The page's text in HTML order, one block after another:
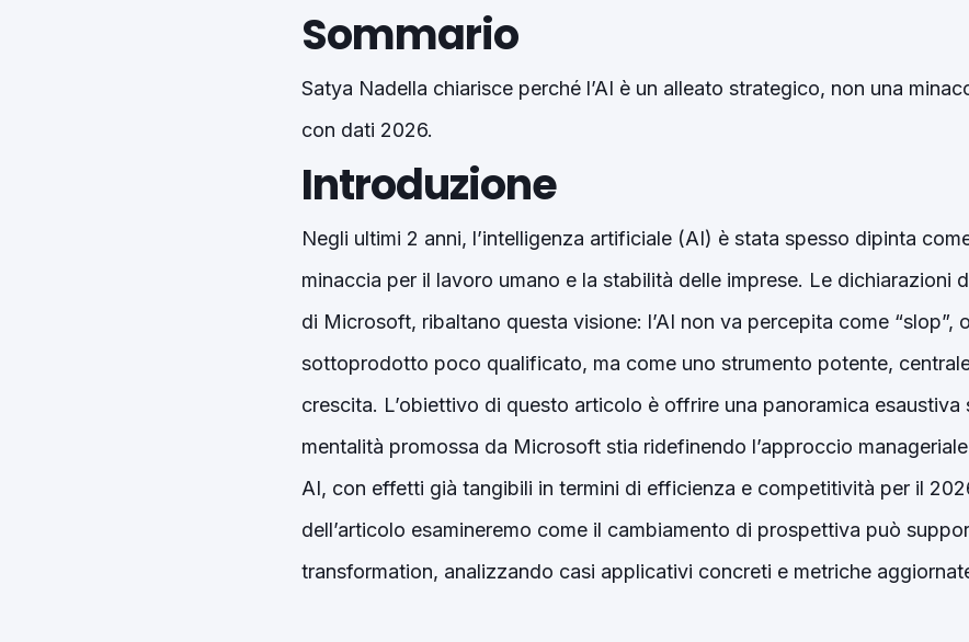
Sommario
Satya Nadella chiarisce perché l’AI è un alleato strategico, non una
con dati 2026.
Introduzione
Negli ultimi 2 anni, l’intelligenza artificiale (AI) è stata spesso dipinta
minaccia per il lavoro umano e la stabilità delle imprese. Le dichiarazioni
di Microsoft, ribaltano questa visione: l’AI non va percepita come “slop”,
sottoprodotto poco qualificato, ma come uno strumento potente,
crescita. L’obiettivo di questo articolo è offrire una panoramica esaustiva
mentalità promossa da Microsoft stia ridefinendo l’approccio
AI, con effetti già tangibili in termini di efficienza e competitività per il
dell’articolo esamineremo come il cambiamento di prospettiva può
transformation, analizzando casi applicativi concreti e metriche